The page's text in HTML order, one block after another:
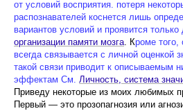
от условий восприятия. потеря
распознавателей коснется лишь
вариантов условий и проявится
организации памяти мозга. Кроме того,
всегда связывается с личной оценкой
такой связи приводит к описываемым
эффектам См. Личность, система
Приведу некоторые из моих любимых
Первый — это прозопагнозия или